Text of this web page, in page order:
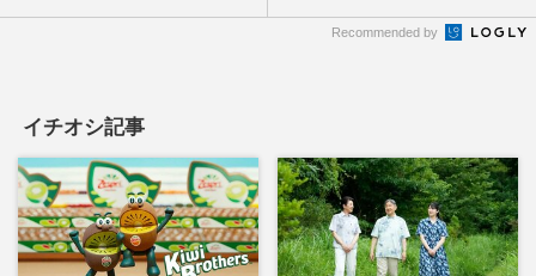
Recommended by
イチオシ記事